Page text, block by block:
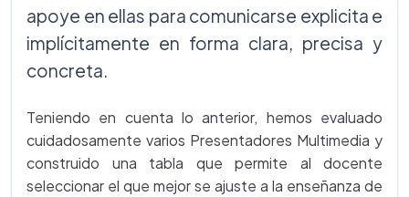
apoye en ellas para comunicarse explicita e
implícitamente en forma clara, precisa y
concreta.
Teniendo en cuenta lo anterior, hemos evaluado
cuidadosamente varios Presentadores Multimedia y
construido una tabla que permite al docente
seleccionar el que mejor se ajuste a la enseñanza de